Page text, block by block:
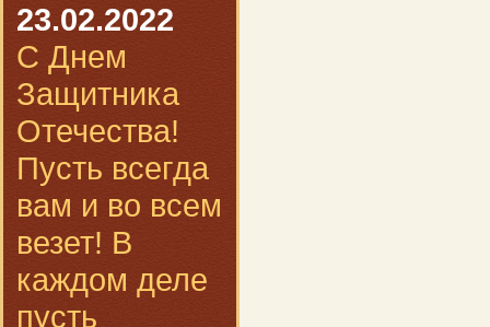
23.02.2022
С Днем
Защитника
Отечества!
Пусть всегда
вам и во всем
везет! В
каждом деле
пусть